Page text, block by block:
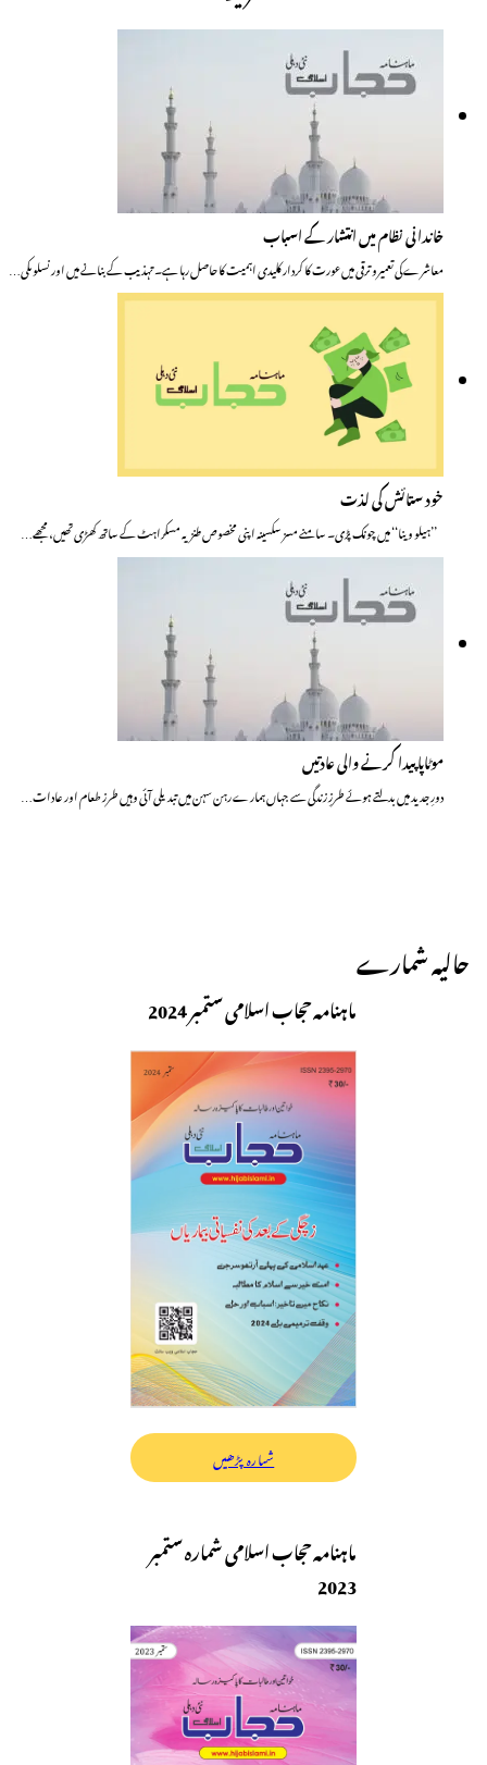
خاندانی نظام میں انتشار کے اسباب
معاشرے کی تعمیرو ترقی میں عورت کا کردار کلیدی اہمیت کا حاصل رہا ہے۔ تہذیب کے بنانے میں اور نسلوںکی…
خود ستائش کی لذت
’’ہیلو وینا‘‘ میں چونک پڑی۔ سامنے مسز سکسینہ اپنی مخصوص طنزیہ مسکراہٹ کے ساتھ کھڑی تھیں، مجھے…
موٹاپا پیدا کرنے والی عادتیں
دورِ جدید میں بدلتے ہوئے طرزِ زندگی سے جہاں ہمارے رہن سہن میں تبدیلی آئی وہیں طرز طعام اور عادات…
حالیہ شمارے
ماہنامہ حجاب اسلامی ستمبر 2024
شمارہ پڑھیں
ماہنامہ حجاب اسلامی شمارہ ستمبر
2023